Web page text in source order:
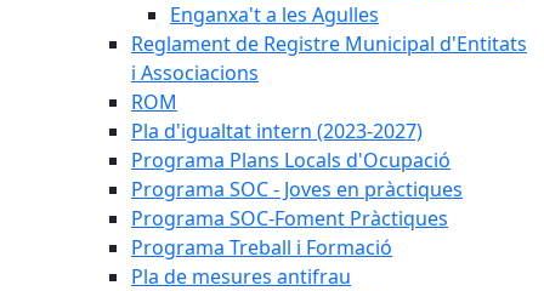
Enganxa't a les Agulles
Reglament de Registre Municipal d'Entitats
i Associacions
ROM
Pla d'igualtat intern (2023-2027)
Programa Plans Locals d'Ocupació
Programa SOC - Joves en pràctiques
Programa SOC-Foment Pràctiques
Programa Treball i Formació
Pla de mesures antifrau